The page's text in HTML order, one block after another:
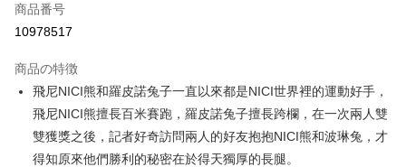
コンビニ店頭代金引換
Apple Pay
JKOPAY
Easy Wallet
商品番号
10978517
商品の特徴
飛尼NICI熊和羅皮諾兔子一直以來都是NICI世界裡的運動好手，
飛尼NICI熊擅長百米賽跑，羅皮諾兔子擅長跨欄，在一次兩人雙
雙獲獎之後，記者好奇訪問兩人的好友抱抱NICI熊和波琳兔，才
得知原來他們勝利的秘密在於得天獨厚的長腿。